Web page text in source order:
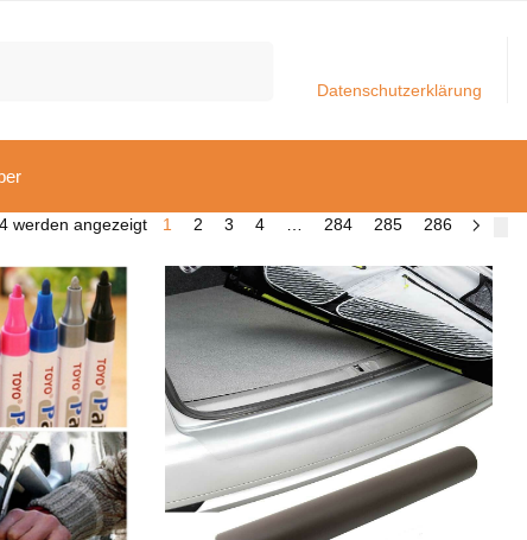
Datenschutzerklärung
werden angezeigt 1 2 3 4 284 285 286